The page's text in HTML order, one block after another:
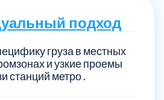
подход
груза в местных
и узкие проемы
станций метро .